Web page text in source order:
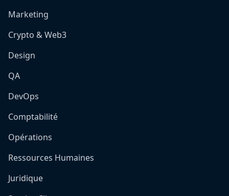
Marketing
Crypto & Web3
Design
QA
DevOps
Comptabilité
Opérations
Ressources Humaines
Juridique